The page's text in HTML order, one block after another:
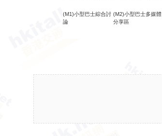
(M1)小型巴士綜合討
論
(M2)小型巴士多媒體
分享區